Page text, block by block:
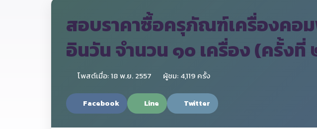
สอบราคาซื้อครุภัณฑ์เครื่องคอ
อินวัน จำนวน ๑๐ เครื่อง (ครั้งที่
โพสต์เมื่อ: 18 พ.ย. 2557 ผู้ชม: 4,119 ครั้ง
Facebook Line Twitter